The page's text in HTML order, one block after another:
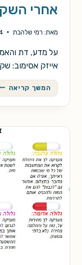
אחרי
מאת: רמי שלהבת 4
על מדע, דת
אייזק אסימוב:
המשך קריאה